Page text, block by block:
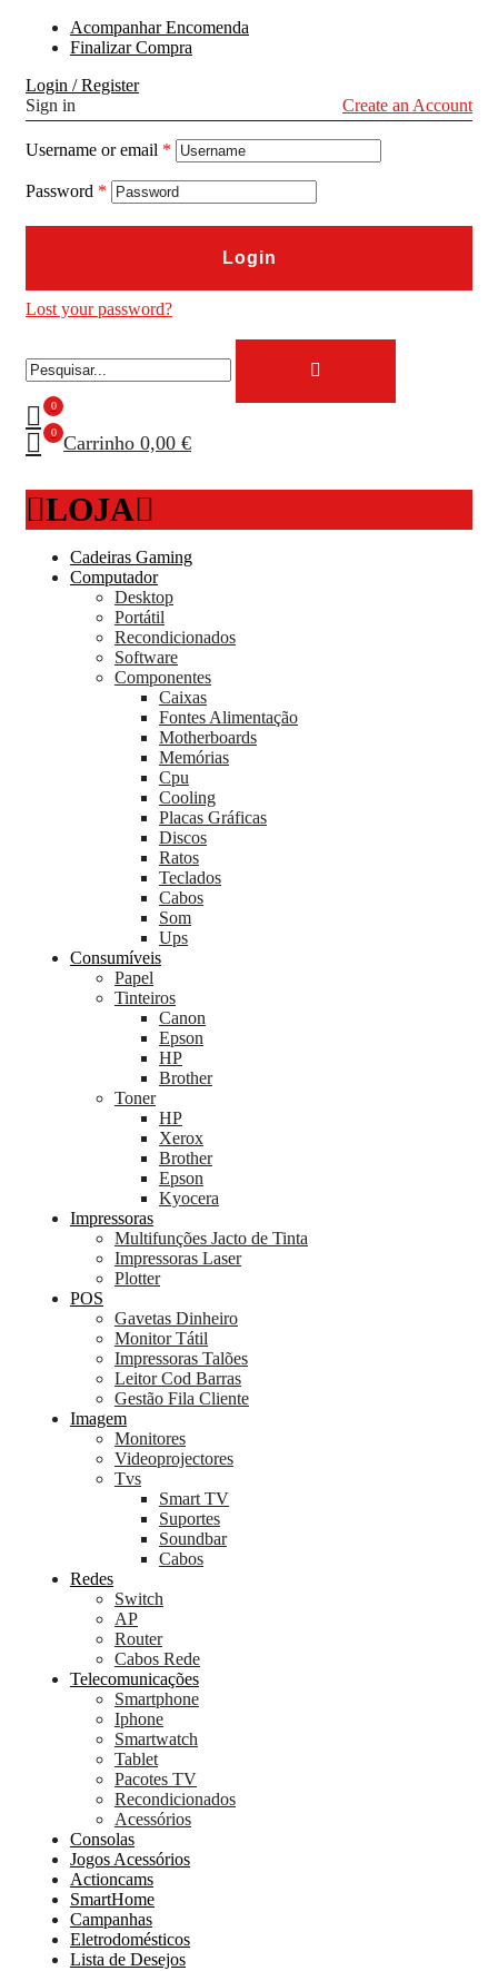
Acompanhar Encomenda
Finalizar Compra
Login / Register
Sign in
Create an Account
Username or email *
Password *
Login
Lost your password?
0
0 Carrinho 0,00 €
LOJA
Cadeiras Gaming
Computador
Desktop
Portátil
Recondicionados
Software
Componentes
Caixas
Fontes Alimentação
Motherboards
Memórias
Cpu
Cooling
Placas Gráficas
Discos
Ratos
Teclados
Cabos
Som
Ups
Consumíveis
Papel
Tinteiros
Canon
Epson
HP
Brother
Toner
HP
Xerox
Brother
Epson
Kyocera
Impressoras
Multifunções Jacto de Tinta
Impressoras Laser
Plotter
POS
Gavetas Dinheiro
Monitor Tátil
Impressoras Talões
Leitor Cod Barras
Gestão Fila Cliente
Imagem
Monitores
Videoprojectores
Tvs
Smart TV
Suportes
Soundbar
Cabos
Redes
Switch
AP
Router
Cabos Rede
Telecomunicações
Smartphone
Iphone
Smartwatch
Tablet
Pacotes TV
Recondicionados
Acessórios
Consolas
Jogos Acessórios
Actioncams
SmartHome
Campanhas
Eletrodomésticos
Lista de Desejos